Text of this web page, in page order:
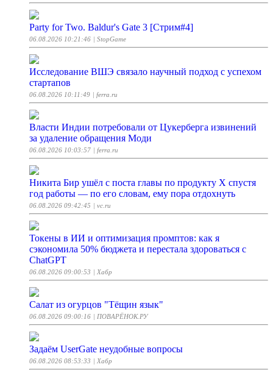
Party for Two. Baldur's Gate 3 [Стрим#4]
06.08.2026 10:21:46 | StopGame
Исследование ВШЭ связало научный подход с успехом
стартапов
06.08.2026 10:11:49 | ferra.ru
Власти Индии потребовали от Цукерберга извинений
за удаление обращения Моди
06.08.2026 10:03:57 | ferra.ru
Никита Бир ушёл с поста главы по продукту X спустя
год работы — по его словам, ему пора отдохнуть
06.08.2026 09:42:45 | vc.ru
Токены в ИИ и оптимизация промптов: как я
сэкономила 50% бюджета и перестала здороваться с
ChatGPT
06.08.2026 09:00:53 | Хабр
Салат из огурцов "Тёщин язык"
06.08.2026 09:00:16 | ПОВАРЁНОК.РУ
Задаём UserGate неудобные вопросы
06.08.2026 08:53:33 | Хабр